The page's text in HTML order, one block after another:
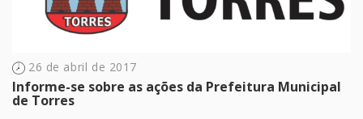
26 de abril de 2017
Informe-se sobre as ações da Prefeitura Municipal
de Torres